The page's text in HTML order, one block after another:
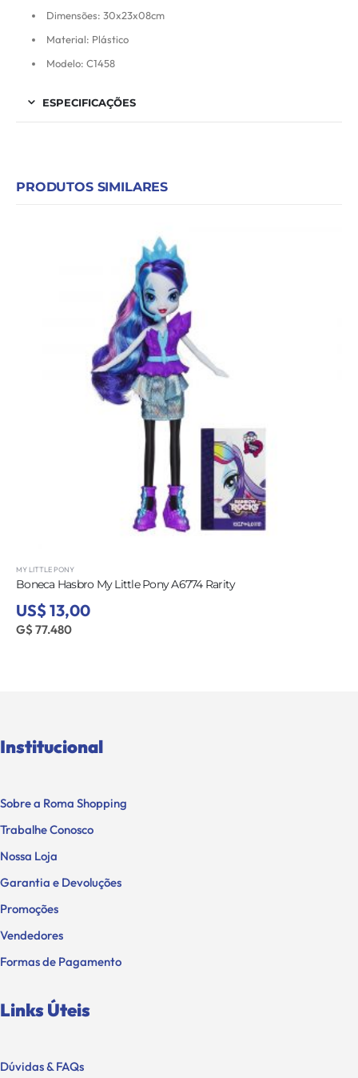
Dimensões: 30x23x08cm
Material: Plástico
Modelo: C1458
ESPECIFICAÇÕES
PRODUTOS SIMILARES
MY LITTLE PONY
Boneca Hasbro My Little Pony A6774 Rarity
US$ 13,00
G$ 77.480
Institucional
Sobre a Roma Shopping
Trabalhe Conosco
Nossa Loja
Garantia e Devoluções
Promoções
Vendedores
Formas de Pagamento
Links Úteis
Dúvidas & FAQs